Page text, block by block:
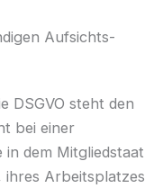
Aufsichts­
DSGVO steht den
bei einer
dem Mitgliedstaat
Arbeitsplatzes